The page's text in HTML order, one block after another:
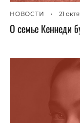
НОВОСТИ • 21
О семье Кеннеди